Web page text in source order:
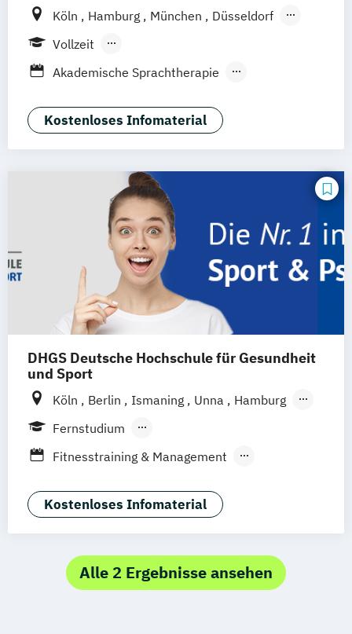
Köln Hamburg München
Düsseldorf
Idstein
Braunschweig Erfurt
Vollzeit
Berufsbegleitendes Präsenzstudium
Akademische Sprachtherapie
Biomedicine (EN) Chiropraktik
Ernährung & Fitness in der Prävention
International Health Economics &
Pharmacoeconomics (EN)
Lebensmittelsicherheit
Osteopathie
Physiotherapie Soziale Arbeit
Sportmanagement
Kostenloses Infomaterial
DHGS Deutsche Hochschule für Gesundheit
und Sport
Köln Berlin Ismaning Unna
Hamburg
Leipzig
Frankfurt
Fernstudium
Berufsbegleitendes Präsenzstudium
Fitnesstraining & Management
Physician Assistant Physiotherapie
Positive Psychologie & Coaching
Sport und angewandte
Trainingswissenschaft (versch.
Kostenloses Infomaterial
Alle 2 Ergebnisse ansehen